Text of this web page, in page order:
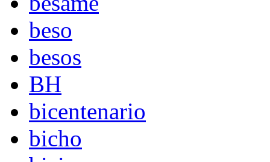
beso
besos
BH
bicentenario
bicho